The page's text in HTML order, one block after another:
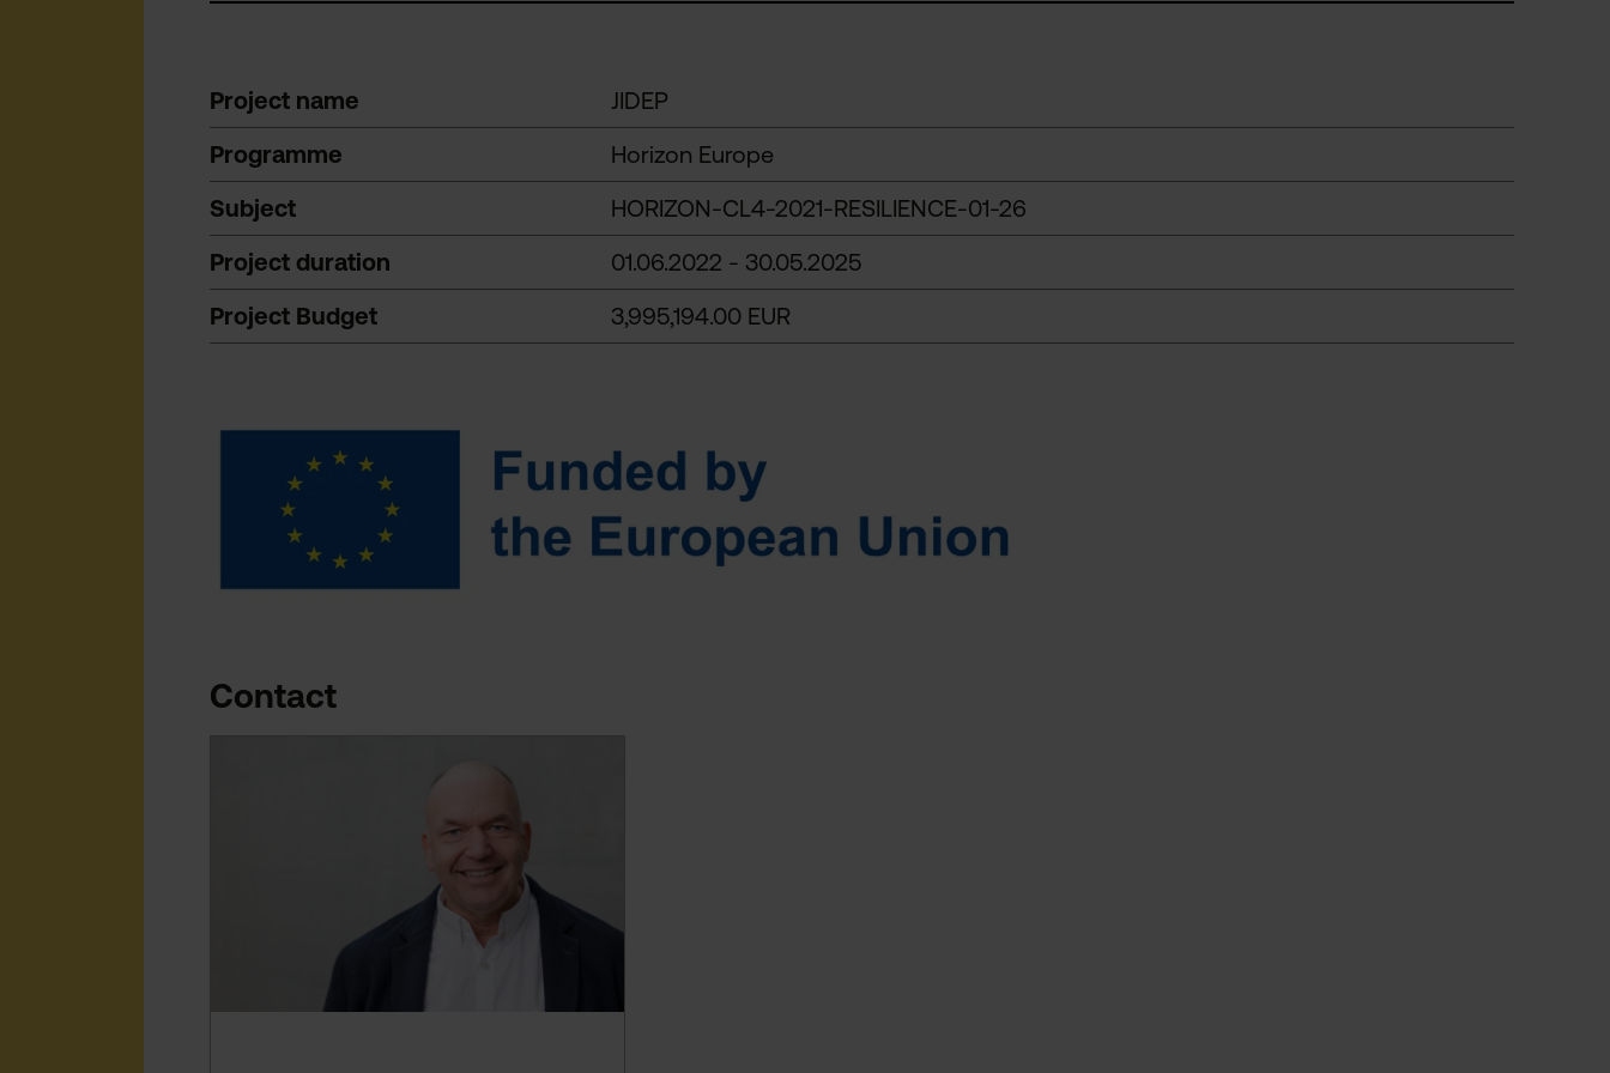
Project name
JIDEP
Programme
Horizon Europe
Subject
HORIZON-CL4-2021-RESILIENCE-01-26
Project duration
01.06.2022 - 30.05.2025
Project Budget
3,995,194.00 EUR
Contact